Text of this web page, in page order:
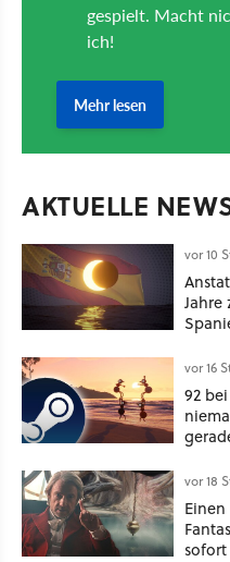
AKTUELLE
vor 10
Jahre
vor 16
92
vor 18